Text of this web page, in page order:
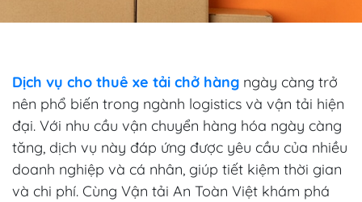
Dịch vụ cho thuê xe tải chở hàng ngày càng trở
nên phổ biến trong ngành logistics và vận tải hiện
đại. Với nhu cầu vận chuyển hàng hóa ngày càng
tăng, dịch vụ này đáp ứng được yêu cầu của nhiều
doanh nghiệp và cá nhân, giúp tiết kiệm thời gian
và chi phí. Cùng Vận tải An Toàn Việt khám phá